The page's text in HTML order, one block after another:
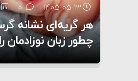
۱۴۰۵-۰۵-۱۳ 0
هر گریه‌ای نشانه
چطور زبان نوزادمان
۱۴۰۵-۰۵-۱۲ 0
تغذیه پدر می‌تواند
تأثیر بگذارد
۱۴۰۵-۰۵-۱۲ 0
روی دیگر زندگی